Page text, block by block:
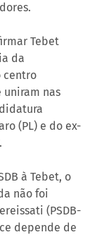
Tebet
da
centro
uniram nas
(PL) e do ex-
à Tebet, o
não foi
(PSDB-
depende de